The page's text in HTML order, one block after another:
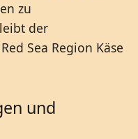
zu
der
Sea Region Käse
und